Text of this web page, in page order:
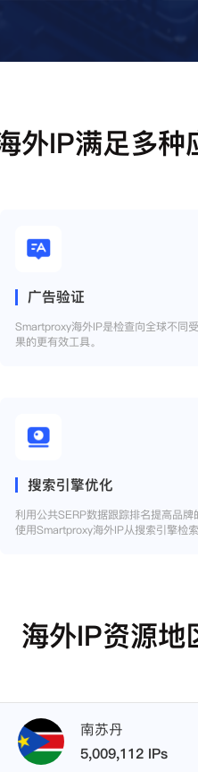
外IP满足多种
广告验证
Smartproxy海外IP是检查向全球不同
果的更有效工具。
搜索引擎优化
利用公共SERP数据跟踪排名提高品牌
使用Smartproxy海外IP从搜索引擎检索
海外IP资源地
南苏丹
5,009,112 IPs